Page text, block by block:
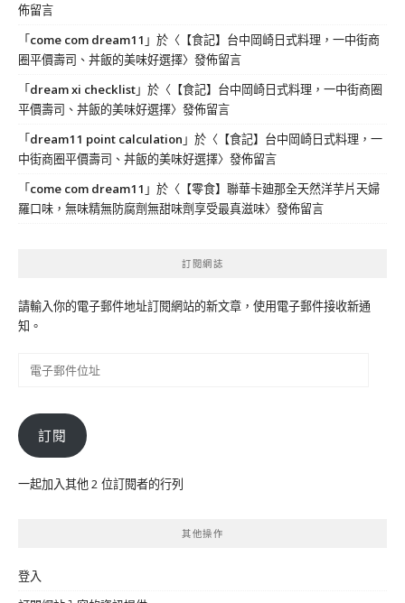
佈留言
「come com dream11 」於〈 【食記】台中岡崎日式料理，一中街商
圈平價壽司、丼飯的美味好選擇〉發佈留言
「dream xi checklist」於〈 【食記】台中岡崎日式料理，一中街商圈
平價壽司、丼飯的美味好選擇〉發佈留言
「dream11 point calculation 」於〈 【食記】台中岡崎日式料理，一
中街商圈平價壽司、丼飯的美味好選擇〉發佈留言
「come com dream11 」於〈 【零食】聯華卡廸那全天然洋芋片天婦
羅口味，無味精無防腐劑無甜味劑享受最真滋味〉發佈留言
訂閱網誌
請輸入你的電子郵件地址訂閱網站的新文章，使用電子郵件接收新通
知。
件
位
訂閱
一起加入其他 2 位訂閱者的行列
其他操作
登入